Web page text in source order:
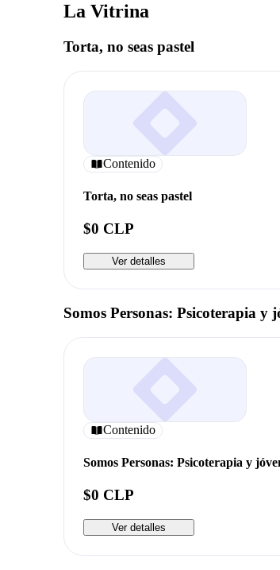
La Vitrina
Torta, no seas pastel
Contenido
Torta, no seas pastel
$0 CLP
Ver detalles
Somos Personas: Psicoterapia y
Contenido
Somos Personas: Psicoterapia y
$0 CLP
Ver detalles